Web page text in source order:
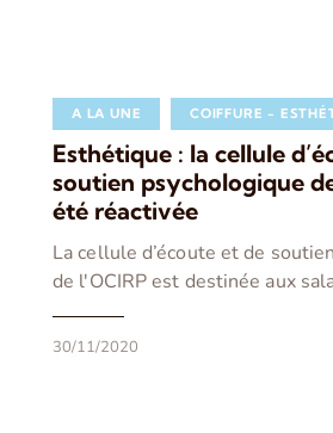
A LA UNE COIFFURE -
Esthétique : la cellule
soutien psychologique
été réactivée
La cellule d’écoute et de
de l'OCIRP est destinée aux
30/11/2020